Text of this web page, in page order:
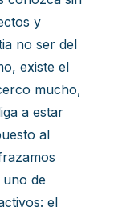
y
no ser del
existe el
mucho,
a estar
al
de
el